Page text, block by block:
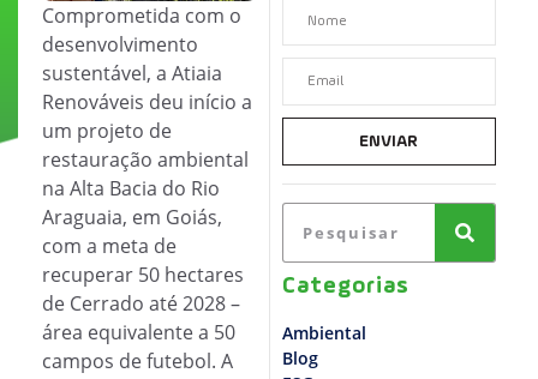
Comprometida com o
desenvolvimento
sustentável, a Atiaia
Renováveis deu início a
um projeto de
restauração ambiental
na Alta Bacia do Rio
Araguaia, em Goiás,
com a meta de
recuperar 50 hectares
de Cerrado até 2028–
área equivalente a 50
campos de futebol. A
ENVIAR
Categorias
Ambiental
Blog